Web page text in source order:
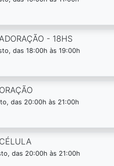
- 18HS
das 18:00h às 19:00h
das 20:00h às 21:00h
das 20:00h às 21:00h